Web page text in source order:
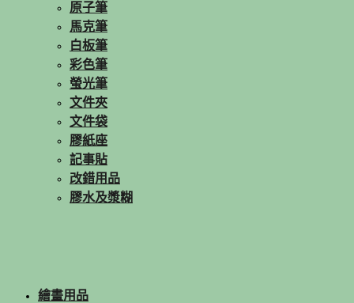
原子筆
馬克筆
白板筆
彩色筆
螢光筆
文件夾
文件袋
膠紙座
記事貼
改錯用品
膠水及漿糊
繪畫用品